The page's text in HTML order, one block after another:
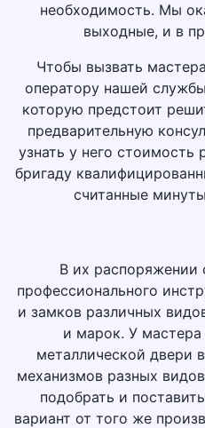
необходимость. Мы
выходные, и в
Чтобы вызвать
оператору нашей
которую предстоит
предварительную
узнать у него стоимость
бригаду
считанные
В их распоряжении
профессионального
и замков различных
и марок. У
металлической двери
механизмов разных
подобрать и
вариант от того же